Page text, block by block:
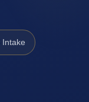
Intake